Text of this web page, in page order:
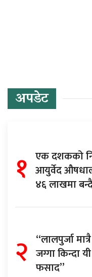
अपडेट
१ एक दशकको
आयुर्वेद
४६ लाखमा
२ “लालपुर्जा
जग्गा किन्दा
फसाद”